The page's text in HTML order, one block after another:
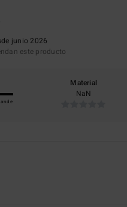
junio 2026
este producto
Material
NaN